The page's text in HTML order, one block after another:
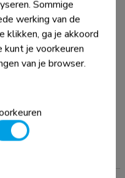
gecombineerd met het
en de VESA-maat zijn absolute
overschreden.
Sommige
werking van de
klikken, ga je akkoord
kunt je voorkeuren
van je browser.